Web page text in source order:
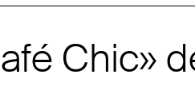
Chic»